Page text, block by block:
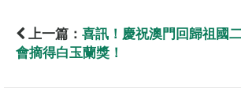
上一篇： 喜訊！慶祝澳門回歸祖國
會摘得白玉蘭獎！